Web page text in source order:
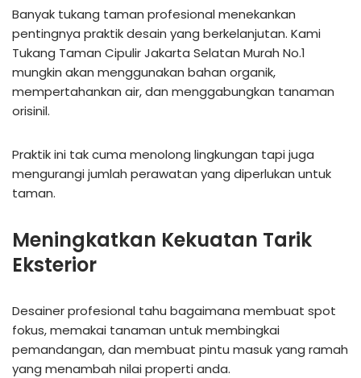
Banyak tukang taman profesional menekankan
pentingnya praktik desain yang berkelanjutan. Kami
Tukang Taman Cipulir Jakarta Selatan Murah No.1
mungkin akan menggunakan bahan organik,
mempertahankan air, dan menggabungkan tanaman
orisinil.
Praktik ini tak cuma menolong lingkungan tapi juga
mengurangi jumlah perawatan yang diperlukan untuk
taman.
Meningkatkan Kekuatan Tarik
Eksterior
Desainer profesional tahu bagaimana membuat spot
fokus, memakai tanaman untuk membingkai
pemandangan, dan membuat pintu masuk yang ramah
yang menambah nilai properti anda.